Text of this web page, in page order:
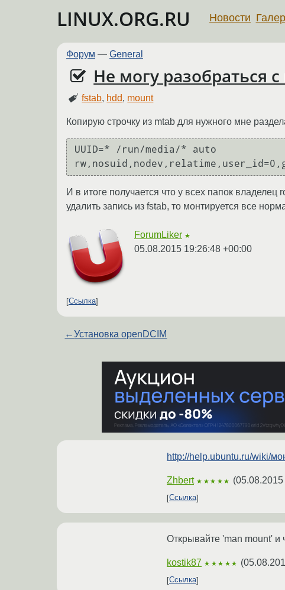
LINUX.ORG.RU Новости
Форум — General
Не могу разобраться
fstab, hdd, mount
Копирую строчку из mtab для нужного мне
UUID=* /run/media/* auto
И в итоге получается что у всех папок
удалить запись из fstab, то монтируется все
ForumLiker ★
05.08.2015 19:26:48 +00:00
Ссылка
←Установка openDCIM
http://help.ubuntu.ru/wiki/
Zhbert ★★★★★ (
Ссылка
Открывайте 'man mount' и
kostik87 ★★★★★ (
Ссылка